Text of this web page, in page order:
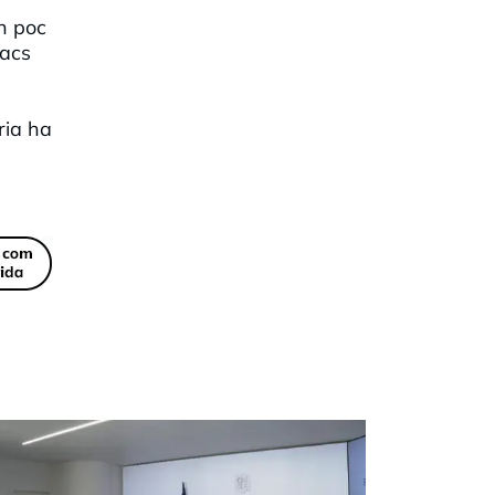
poc
ha